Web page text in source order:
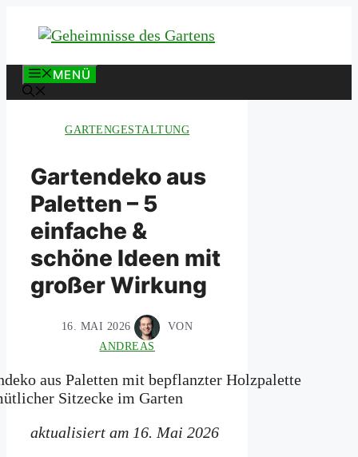
Inhalt
MENÜ
GARTENGESTALTUNG
Gartendeko aus
Paletten – 5
einfache &
schöne Ideen mit
großer Wirkung
16. MAI 2026
VON
ANDREAS
aktualisiert am 16. Mai 2026